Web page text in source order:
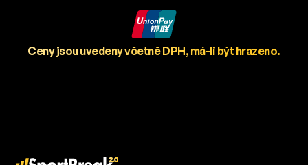
Ceny jsou uvedeny včetně DPH, má-li být hrazeno.